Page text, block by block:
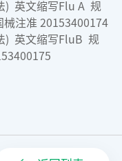
) 英文缩写Flu A 规
注准 20153400174
) 英文缩写FluB 规